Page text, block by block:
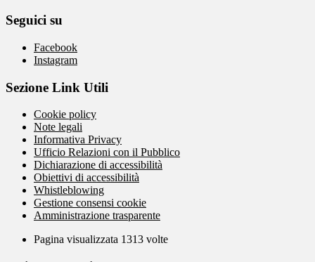
Seguici su
Facebook
Instagram
Sezione Link Utili
Cookie policy
Note legali
Informativa Privacy
Ufficio Relazioni con il Pubblico
Dichiarazione di accessibilità
Obiettivi di accessibilità
Whistleblowing
Gestione consensi cookie
Amministrazione trasparente
Pagina visualizzata 1313 volte